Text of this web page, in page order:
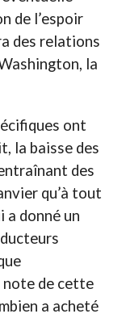
de l’espoir
des relations
la
ont
la baisse des
des
qu’à tout
a donné un
note de cette
a acheté